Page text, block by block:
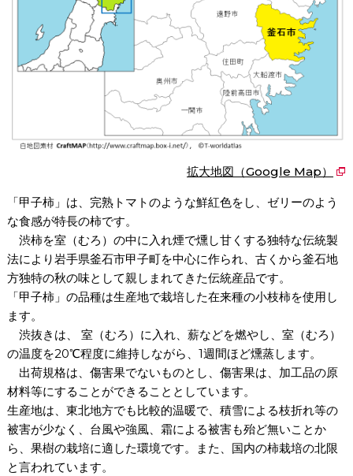
拡大地図（Google Map）
「甲子柿」は、完熟トマトのような鮮紅色をし、ゼリーのよう
な食感が特長の柿です。
渋柿を室（むろ）の中に入れ煙で燻し甘くする独特な伝統製
法により岩手県釜石市甲子町を中心に作られ、古くから釜石地
方独特の秋の味として親しまれてきた伝統産品です。
「甲子柿」の品種は生産地で栽培した在来種の小枝柿を使用し
ます。
渋抜きは、 室（むろ）に入れ、薪などを燃やし、室（むろ）
の温度を20℃程度に維持しながら、1週間ほど燻蒸します。
出荷規格は、傷害果でないものとし、傷害果は、加工品の原
材料等にすることができることとしています。
生産地は、東北地方でも比較的温暖で、積雪による枝折れ等の
被害が少なく、台風や強風、霜による被害も殆ど無いことか
ら、果樹の栽培に適した環境です。また、国内の柿栽培の北限
と言われています。